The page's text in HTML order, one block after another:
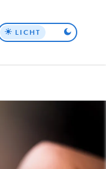
Top
LICHT